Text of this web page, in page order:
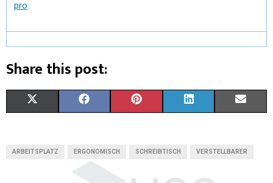
pro
Share this post:
E
ARBEITSPLATZ ERGONOMISCH SCHREIBTISCH VERSTELLBARER